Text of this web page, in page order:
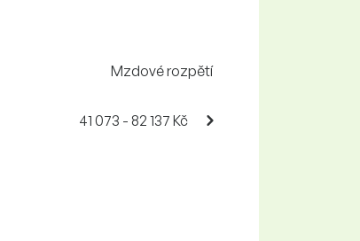
Mzdové rozpětí
41 073 - 82 137 Kč